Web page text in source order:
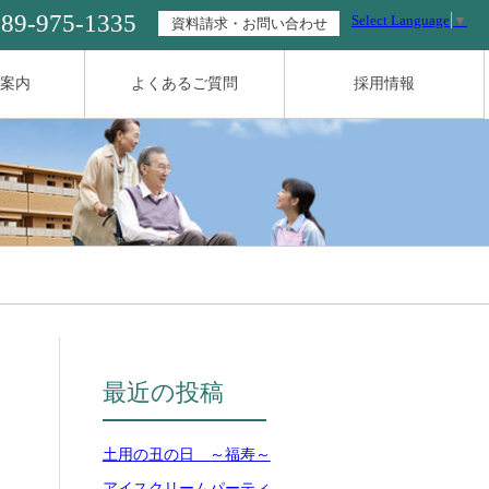
内 よくあるご質問 採用情報
975-1335 資料請求・お問い合わせ Select Language ▼
最近の投稿
土用の丑の日 ～福寿～